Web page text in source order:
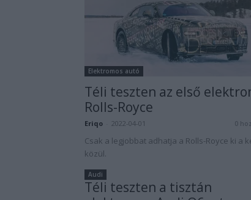
Elektromos autó
Téli teszten az első
Rolls-Royce
Eriqo 2022-04-01 0
Csak a legjobbat adhatja a Rolls-Royce ki a
közül.
Audi
Téli teszten a tisztán